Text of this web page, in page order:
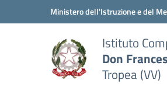
Vai ai contenuti
Vai al menu di navigazioneMinistero dell'Istruzione e del
Istituto
Don
Tropea (VV)